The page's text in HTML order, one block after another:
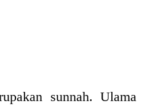
sunnah. Ulama